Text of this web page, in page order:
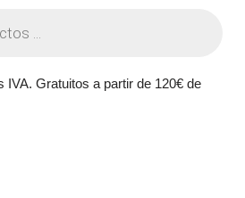
IVA. Gratuitos a partir de 120€ de